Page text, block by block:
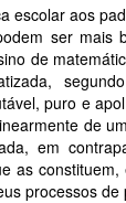
escolar aos
ser mais
de
puro e
de
em
as
processos de